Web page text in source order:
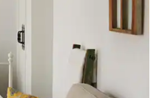
ou en appuyant et en faisant glisser.